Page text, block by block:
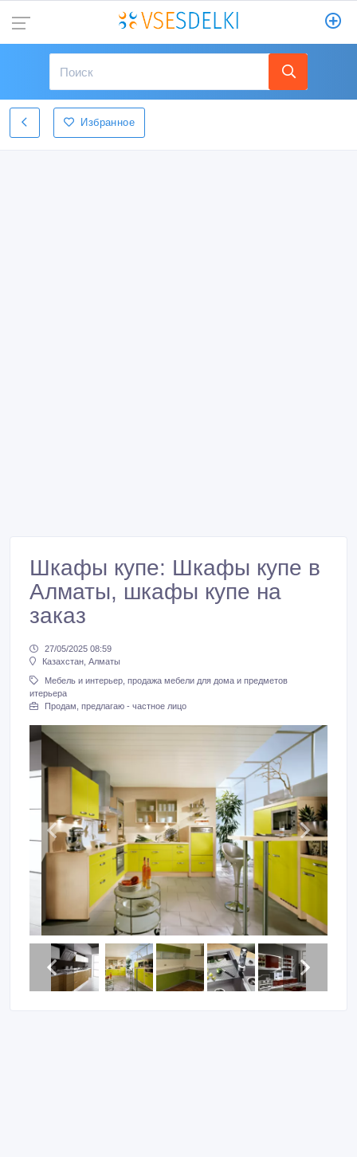
Избранное
Шкафы купе: Шкафы купе в
Алматы, шкафы купе на
заказ
27/05/2025 08:59
Казахстан, Алматы
Мебель и интерьер, продажа мебели для дома и предметов
итерьера
Продам, предлагаю - частное лицо